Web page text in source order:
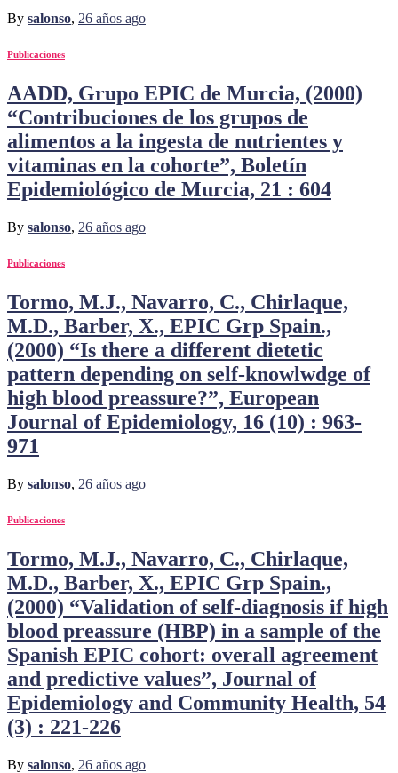
By salonso, 26 años ago
Publicaciones
AADD, Grupo EPIC de Murcia, (2000)
“Contribuciones de los grupos de
alimentos a la ingesta de nutrientes y
vitaminas en la cohorte”, Boletín
Epidemiológico de Murcia, 21 : 604
By salonso, 26 años ago
Publicaciones
Tormo, M.J., Navarro, C., Chirlaque,
M.D., Barber, X., EPIC Grp Spain.,
(2000) “Is there a different dietetic
pattern depending on self-knowlwdge of
high blood preassure?”, European
Journal of Epidemiology, 16 (10) : 963-
971
By salonso, 26 años ago
Publicaciones
Tormo, M.J., Navarro, C., Chirlaque,
M.D., Barber, X., EPIC Grp Spain.,
(2000) “Validation of self-diagnosis if high
blood preassure (HBP) in a sample of the
Spanish EPIC cohort: overall agreement
and predictive values”, Journal of
Epidemiology and Community Health, 54
(3) : 221-226
By salonso, 26 años ago